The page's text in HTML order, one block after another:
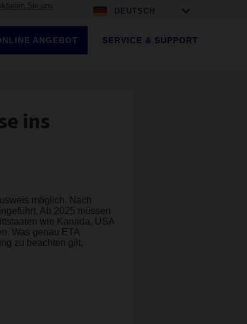
Sie uns
DEUTSCH
ANGEBOT SERVICE & SUPPORT
ins
möglich. Nach
Ab 2025 müssen
wie Kanada, USA
Was genau ETA
zu beachten gilt,